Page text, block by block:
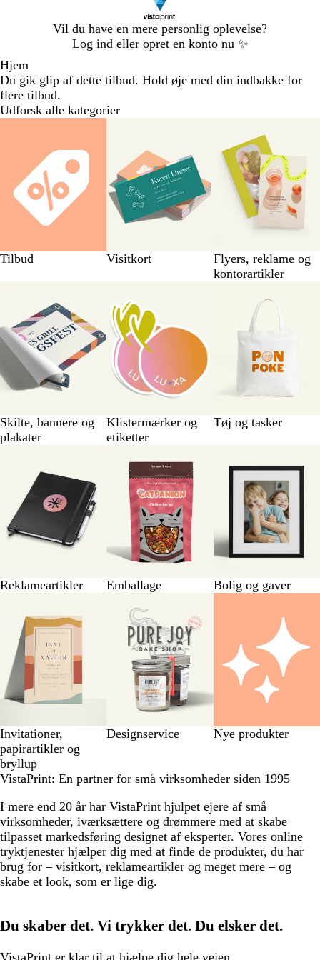
Vil du have en mere personlig oplevelse?
Log ind eller opret en konto nu ✨
1
Hjem
Du gik glip af dette tilbud. Hold øje med din indbakke for
flere tilbud.
Udforsk alle kategorier
Tilbud Visitkort
Flyers, reklame og
kontorartikler
Skilte, bannere og
plakater
Klistermærker og
etiketter
Tøj og tasker
Reklameartikler Emballage Bolig og gaver
Invitationer,
papirartikler og
bryllup
Designservice Nye produkter
VistaPrint: En partner for små virksomheder siden 1995
I mere end 20 år har VistaPrint hjulpet ejere af små
virksomheder, iværksættere og drømmere med at skabe
tilpasset markedsføring designet af eksperter. Vores online
tryktjenester hjælper dig med at finde de produkter, du har
brug for –​ visitkort, reklameartikler og meget mere –​ og
skabe et look, som er lige dig.
Du skaber det. Vi trykker det. Du elsker det.